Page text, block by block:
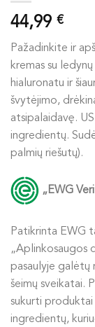
44,99 €
Pažadinkite ir
kremas su
hialuronatu ir
švytėjimo,
atsipalaidavę.
ingredientų.
palmių riešutų).
„EWG
Patikrinta EWG
„Aplinkosaugos
pasaulyje galėtų
šeimų sveikatai.
sukurti produktai
ingredientų,